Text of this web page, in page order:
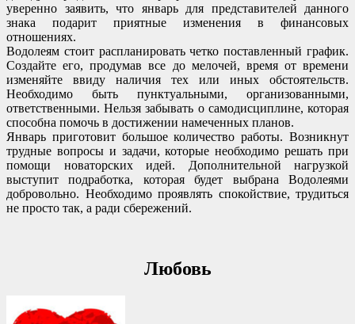
уверенно заявить, что январь для представителей данного
знака подарит приятные изменения в финансовых
отношениях.
Водолеям стоит распланировать четко поставленный график.
Создайте его, продумав все до мелочей, время от времени
изменяйте ввиду наличия тех или иных обстоятельств.
Необходимо быть пунктуальными, организованными,
ответственными. Нельзя забывать о самодисциплине, которая
способна помочь в достижении намеченных планов.
Январь приготовит большое количество работы. Возникнут
трудные вопросы и задачи, которые необходимо решать при
помощи новаторских идей. Дополнительной нагрузкой
выступит подработка, которая будет выбрана Водолеями
добровольно. Необходимо проявлять спокойствие, трудиться
не просто так, а ради сбережений.
Любовь